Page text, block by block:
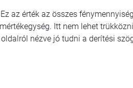
az érték az összes
Itt nem lehet
nézve jó tudni a derítési